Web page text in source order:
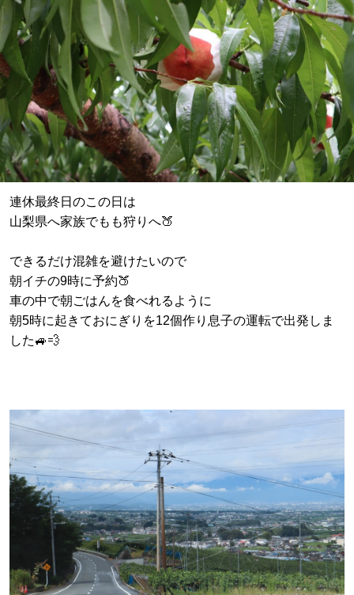
連休最終日のこの日は
山梨県へ家族でもも狩りへ🍑
できるだけ混雑を避けたいので
朝イチの9時に予約🍑
車の中で朝ごはんを食べれるように
朝5時に起きておにぎりを12個作り息子の運転で出発しま
した🚙💨